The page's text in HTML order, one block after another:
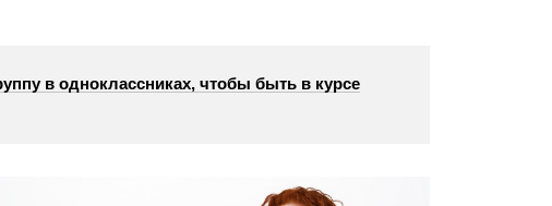
в одноклассниках, чтобы быть в курсе